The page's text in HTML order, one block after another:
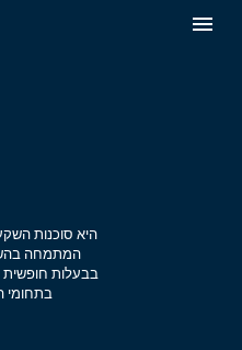
המתמחה
בבעלות חופשית
בתחומי